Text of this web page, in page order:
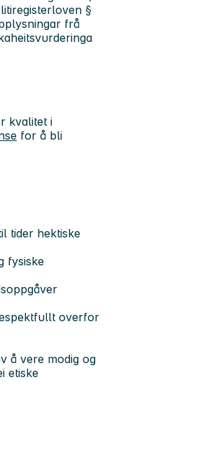
§
frå
kvalitet i
for å bli
tider hektiske
fysiske
overfor
å vere modig og
etiske